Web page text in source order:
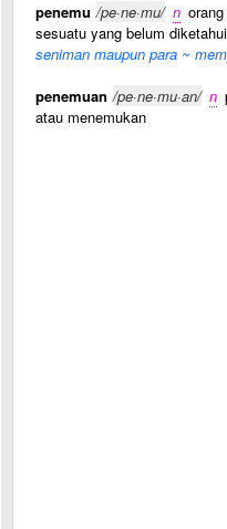
penemu /pe·ne·mu/ n
sesuatu yang belum
seniman maupun para ~
penemuan /pe·ne·mu·an/ n
atau menemukan